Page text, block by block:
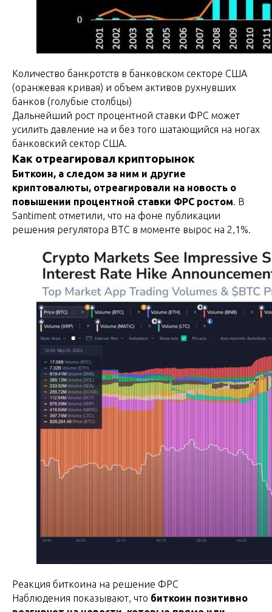
Количество банкротств в банковском секторе США
(оранжевая кривая) и объем активов рухнувших
банков (голубые столбцы)
Дальнейший рост процентной ставки ФРС может
усилить давление на и без того шатающийся на ногах
банковский сектор США.
Как отреагировал крипторынок
Биткоин, а следом за ним и другие
криптовалюты, отреагировали на новость о
повышении процентной ставки ФРС ростом. В
Santiment отметили, что на фоне публикации
решения регулятора BTC в моменте вырос на 2,1%.
Реакция биткоина на решение ФРС
Наблюдения показывают, что биткоин позитивно